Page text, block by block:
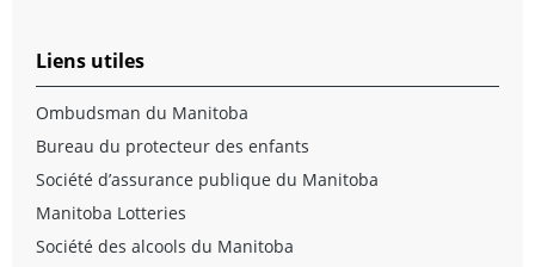
Liens utiles
Ombudsman du Manitoba
Bureau du protecteur des enfants
Société d’assurance publique du Manitoba
Manitoba Lotteries
Société des alcools du Manitoba